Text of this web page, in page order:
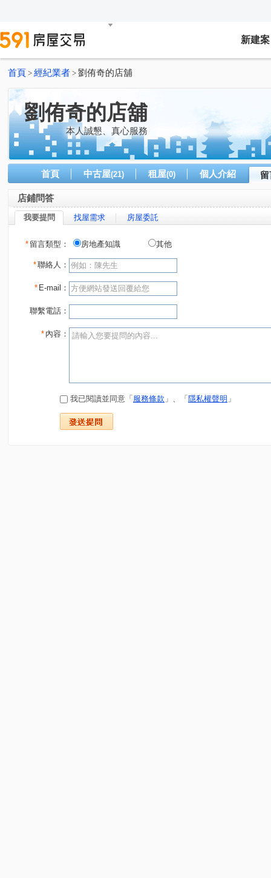
新建案
首頁 > 經紀業者 > 劉侑奇的店舖
劉侑奇的店舖
本人誠懇、真心服務
首頁 中古屋(21) 租屋(0) 個人介紹
店鋪問答
我要提問 找屋需求 房屋委託
* 留言類型： 房地產知識 其他
*聯絡人：
* E-mail：
聯繫電話：
* 內容：
我已閱讀並同意「 服務條款 」、「 隱私權聲明 」